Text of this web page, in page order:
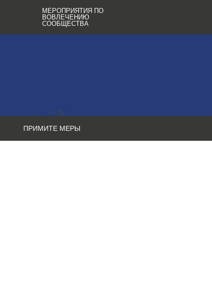
МЕРОПРИЯТИЯ ПО
ВОВЛЕЧЕНИЮ
СООБЩЕСТВА
ПРИМИТЕ МЕРЫ